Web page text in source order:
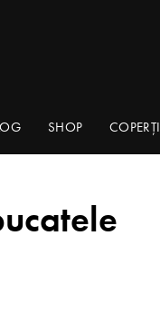
SHOP COPERȚI